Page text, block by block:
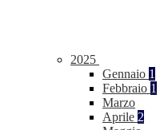
2025
Gennaio 1
Febbraio 1
Marzo
Aprile 2